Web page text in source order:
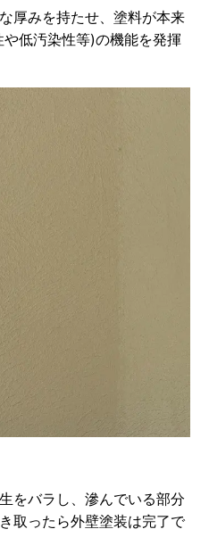
厚みを持たせ、塗料が本来
低汚染性等)の機能を発揮
をバラし、滲んでいる部分
取ったら外壁塗装は完了で